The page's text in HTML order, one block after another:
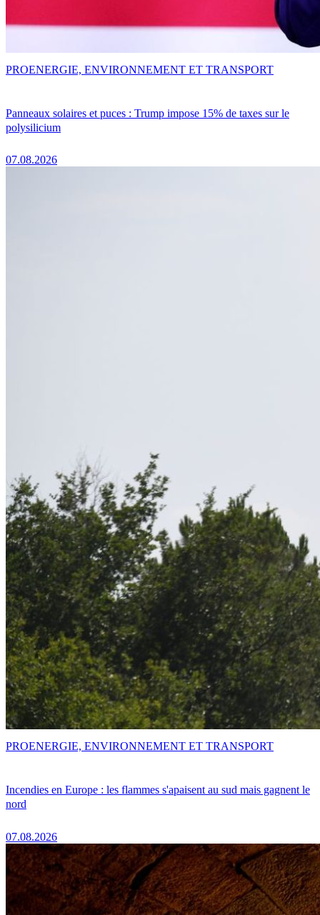
Panneaux solaires et puces : Trump impose 15% de taxes sur le
polysilicium
07.08.2026
PROENERGIE, ENVIRONNEMENT ET TRANSPORT
Incendies en Europe : les flammes s'apaisent au sud mais gagnent le
nord
07.08.2026
PROENERGIE, ENVIRONNEMENT ET TRANSPORT